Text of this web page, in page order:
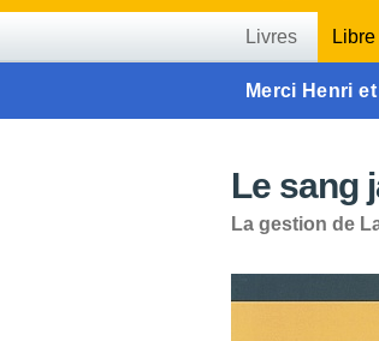
Livres
Merci Henri
Le sang
La gestion de